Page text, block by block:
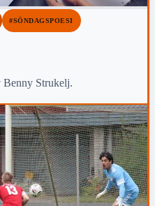
#SÖNDAGSPOESI
Benny Strukelj.